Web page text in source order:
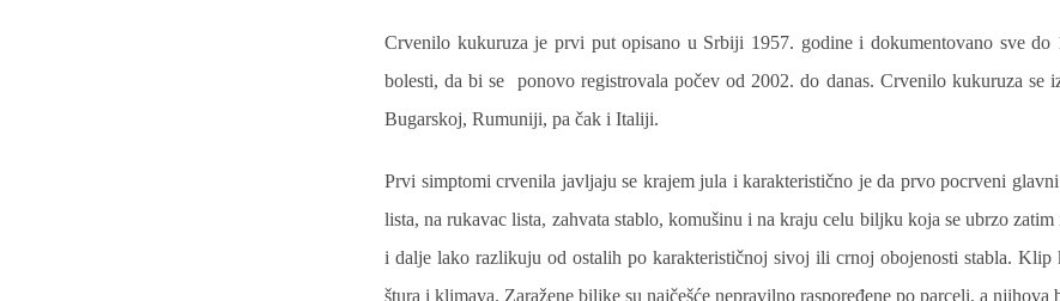
Crvenilo kukuruza je prvi put opisano u Srbiji 1957. godine i dokumentovano sve
bolesti, da bi se ponovo registrovala počev od 2002. do danas. Crvenilo kukuruza se
Bugarskoj, Rumuniji, pa čak i Italiji.
Prvi simptomi crvenila javljaju se krajem jula i karakteristično je da prvo pocrveni
lista, na rukavac lista, zahvata stablo, komušinu i na kraju celu biljku koja se ubrzo
i dalje lako razlikuju od ostalih po karakterističnoj sivoj ili crnoj obojenosti stabla.
štura i klimava. Zaražene biljke su najčešće nepravilno raspoređene po parceli, a njihova